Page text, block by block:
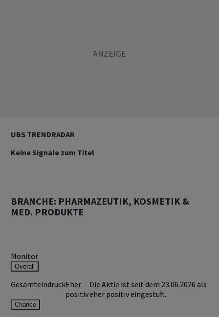
UBS TRENDRADAR
Keine Signale zum Titel
BRANCHE: PHARMAZEUTIK, KOSMETIK &
MED. PRODUKTE
Monitor
Overall
GesamteindruckEher
positiv
Die Aktie ist seit dem 23.06.2026 als
eher positiv eingestuft.
Chance